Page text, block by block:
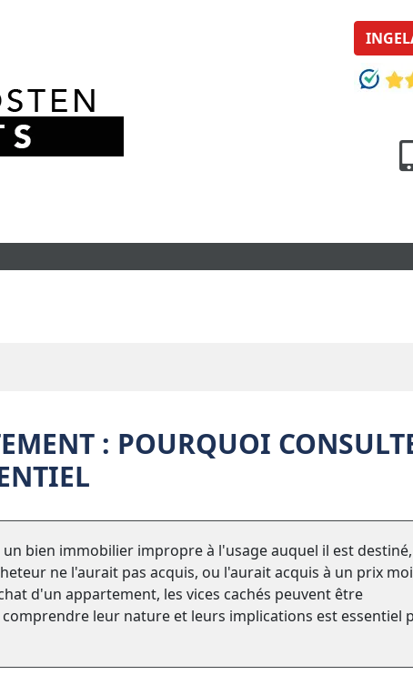
: POURQUOI
bien immobilier impropre à l'usage auquel il est
ne l'aurait pas acquis, ou l'aurait acquis à un prix
d'un appartement, les vices cachés peuvent être
leur nature et leurs implications est essentiel